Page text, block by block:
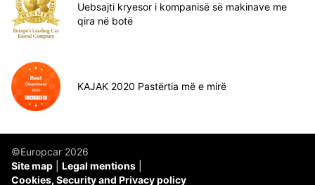
Uebsajti kryesor i kompanisë së makinave me
qira në botë
KAJAK 2020 Pastërtia më e mirë
©Europcar 2026
Site map
Legal mentions
Cookies, Security and Privacy policy